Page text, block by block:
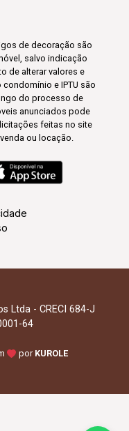
de decoração são
salvo indicação
de alterar valores e
e IPTU são
do processo de
anunciados pode
feitas no site
ou locação.
Ltda - CRECI 684-J
64
por KUROLE